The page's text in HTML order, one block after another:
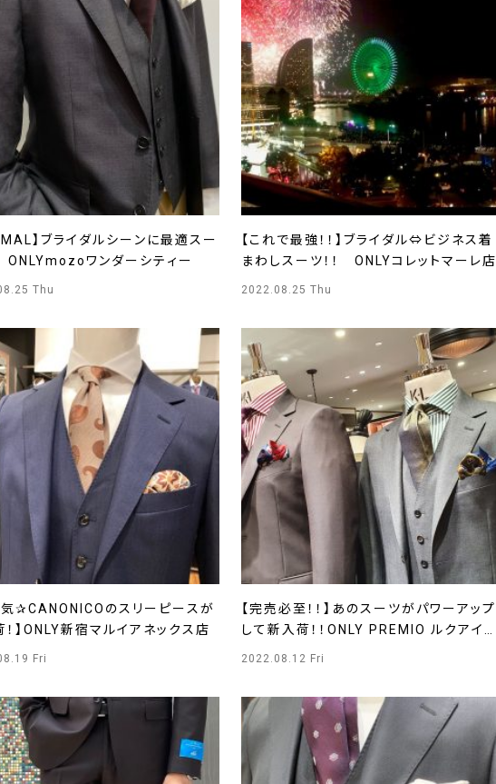
】ブライダルシーンに最適スー
ONLYmozoワンダーシティー
Thu
【これで最強！！】ブライダル⇔ビジネス着
まわしスーツ！！ ONLYコレットマーレ店
2022.08.25 Thu
気✰CANONICOのスリーピースが
】ONLY新宿マルイアネックス店
Fri
【完売必至！！】あのスーツがパワーアップ
して新入荷！！ONLY PREMIO ルクアイ
2022.08.12 Fri